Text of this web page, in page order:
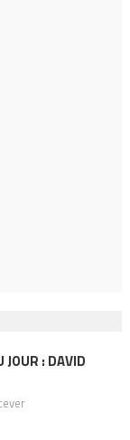
JOUR : DAVID